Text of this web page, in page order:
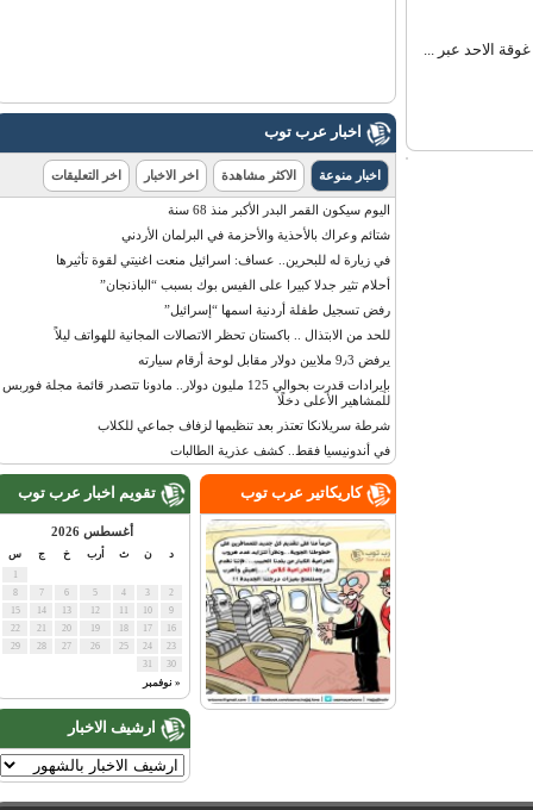
الاحد عبر ...
اخبار عرب توب
اخبار منوعة الاكثر مشاهدة اخر الاخبار اخر التعليقات
اليوم سيكون القمر البدر الأكبر منذ 68 سنة
شتائم وعراك بالأحذية والأحزمة في البرلمان الأردني
في زيارة له للبحرين.. عساف: اسرائيل منعت اغنيتي لقوة تأثيرها
أحلام تثير جدلا كبيرا على الفيس بوك بسبب “الباذنجان”
رفض تسجيل طفلة أردنية اسمها “إسرائيل”
للحد من الابتذال .. باكستان تحظر الاتصالات المجانية للهواتف ليلاً
يرفض 9٫3 ملايين دولار مقابل لوحة أرقام سيارته
بإيرادات قدرت بحوالي 125 مليون دولار.. مادونا تتصدر قائمة مجلة فوربس
للمشاهير الأعلى دخلًا
شرطة سريلانكا تعتذر بعد تنظيمها لزفاف جماعي للكلاب
في أندونيسيا فقط.. كشف عذرية الطالبات
تقويم اخبار عرب توب
أغسطس 2026
أرب س
« نوفمبر
ارشيف الاخبار
كاريكاتير عرب توب